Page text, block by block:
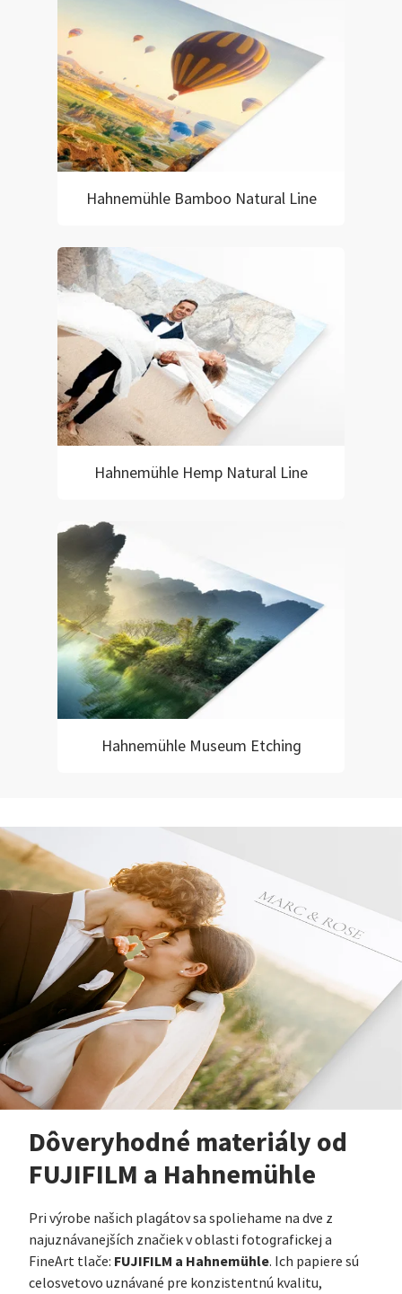
Hahnemühle Bamboo Natural Line
Hahnemühle Hemp Natural Line
Hahnemühle Museum Etching
Dôveryhodné materiály od
FUJIFILM a Hahnemühle
Pri výrobe našich plagátov sa spoliehame na dve z
najuznávanejších značiek v oblasti fotografickej a
FineArt tlače: FUJIFILM a Hahnemühle. Ich papiere sú
celosvetovo uznávané pre konzistentnú kvalitu,